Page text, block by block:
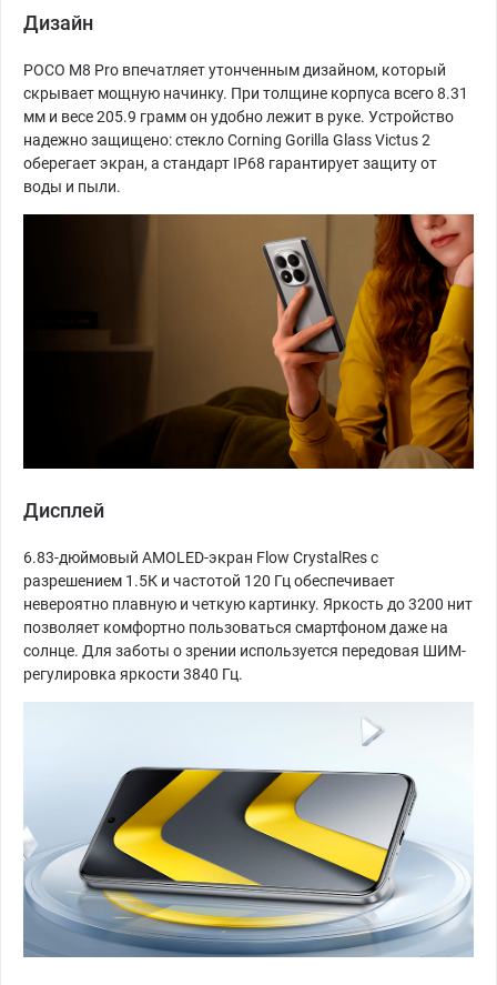
Дизайн
POCO M8 Pro впечатляет утонченным дизайном, который
скрывает мощную начинку. При толщине корпуса всего 8.31
мм и весе 205.9 грамм он удобно лежит в руке. Устройство
надежно защищено: стекло Corning Gorilla Glass Victus 2
оберегает экран, а стандарт IP68 гарантирует защиту от
воды и пыли.
Дисплей
6.83-дюймовый AMOLED-экран Flow CrystalRes с
разрешением 1.5К и частотой 120 Гц обеспечивает
невероятно плавную и четкую картинку. Яркость до 3200 нит
позволяет комфортно пользоваться смартфоном даже на
солнце. Для заботы о зрении используется передовая ШИМ-
регулировка яркости 3840 Гц.